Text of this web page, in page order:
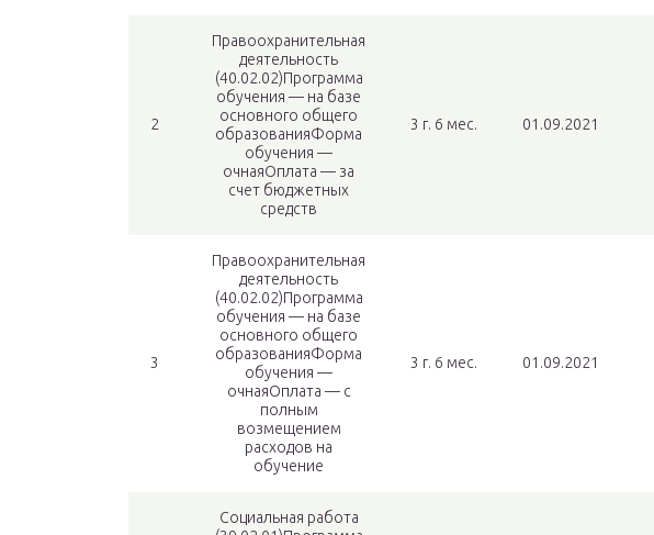
2
Правоохранительная
деятельность
(40.02.02)Программа
обучения — на базе
основного общего
образованияФорма
обучения —
очнаяОплата — за
счет бюджетных
средств
3 г. 6 мес. 01.09.2021
3
Правоохранительная
деятельность
(40.02.02)Программа
обучения — на базе
основного общего
образованияФорма
обучения —
очнаяОплата — с
полным
возмещением
расходов на
обучение
3 г. 6 мес. 01.09.2021
Социальная работа